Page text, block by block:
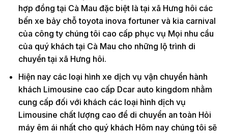
hợp đồng tại Cà Mau đặc biệt là tại xã Hưng hôi các
bến xe bảy chỗ toyota inova fortuner và kia carnival
của công ty chúng tôi cao cấp phục vụ Mọi nhu cầu
của quý khách tại Cà Mau cho những lộ trình di
chuyển tại xã Hưng hôi.
Hiện nay các loại hình xe dịch vụ vận chuyển hành
khách Limousine cao cấp Dcar auto kingdom nhằm
cung cấp đối với khách các loại hình dịch vụ
Limousine chất lượng cao để di chuyển an toàn Hỏi
máy êm ái nhất cho quý khách Hôm nay chúng tôi sẽ